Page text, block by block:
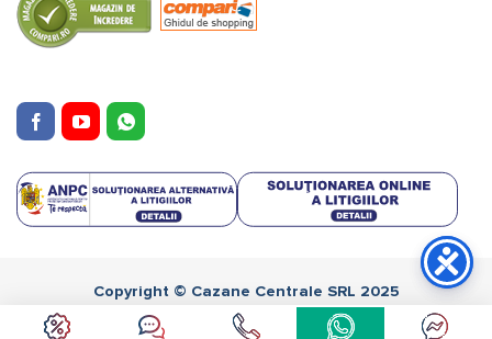
Copyright © Cazane Centrale SRL 2025